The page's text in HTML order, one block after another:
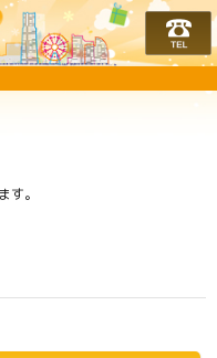
ーサリー みな
す。